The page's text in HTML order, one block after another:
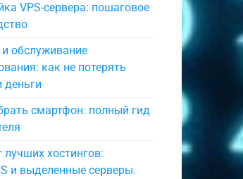
VPS-сервера: пошаговое
обслуживание
как не потерять
деньги
смартфон: полный гид
лучших хостингов:
и выделенные серверы.